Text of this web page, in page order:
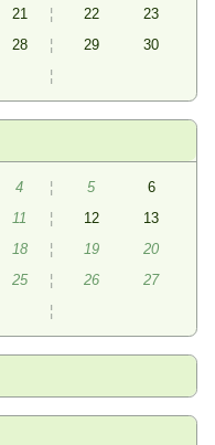
21 ¦ 22
23
28 ¦ 29
30
¦
4 ¦ 5
6
11 ¦ 12
13
18 ¦ 19
20
25 ¦ 26
27
¦